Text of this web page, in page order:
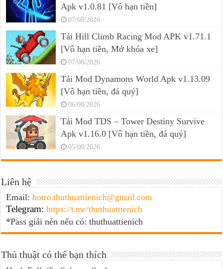
Apk v1.0.81 [Vô hạn tiền]
07/08/2026
Tải Hill Climb Racing Mod APK v1.71.1
[Vô hạn tiền, Mở khóa xe]
07/08/2026
Tải Mod Dynamons World Apk v1.13.09
[Vô hạn tiền, đá quý]
06/08/2026
Tải Mod TDS – Tower Destiny Survive
Apk v1.16.0 [Vô hạn tiền, đá quý]
05/08/2026
Liên hệ
Email:hotro.thuthuattienich@gmail.com
Telegram: https://t.me/thuthuattienich
*Pass giải nén nếu có: thuthuattienich
Thủ thuật có thể bạn thích